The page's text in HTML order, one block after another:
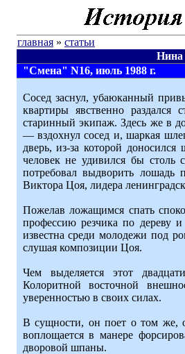
главная » статьи
Нина
"Смена" N16, июль 1988 г.
Сосед заснул, убаюканный
квартиры явственно
старинный экипаж. Здесь же в
— вздохнул сосед и, шаркая
дверь, из-за которой
человек не удивился бы столь
потребовал выдворить лошадь
Виктора Цоя, лидера
Пожелав ложащимся спать
профессию резчика по дереву и
известна среди молодежи под
слушая композиции Цоя.
Чем выделяется этот
Колоритной восточной
уверенностью в своих силах.
В сущности, он поет о том же,
воплощается в манере
дворовой шпаны.